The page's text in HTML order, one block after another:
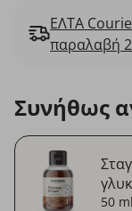
ΕΛΤΑ
παραλαβή
Συνήθως
50 ml